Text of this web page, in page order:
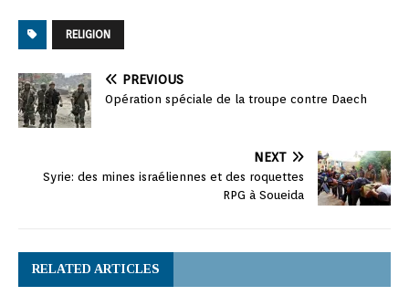
RELIGION
PREVIOUS
Opération spéciale de la troupe contre Daech
NEXT
Syrie: des mines israéliennes et des roquettes
RPG à Soueida
RELATED ARTICLES